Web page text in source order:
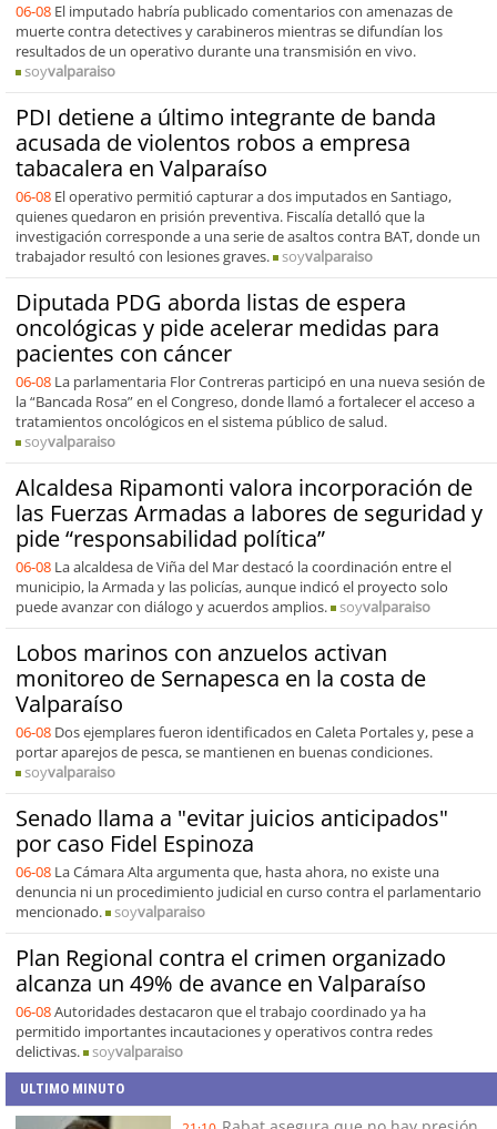
06-08 El imputado habría publicado comentarios con amenazas de
muerte contra detectives y carabineros mientras se difundían los
resultados de un operativo durante una transmisión en vivo.
soyvalparaiso
PDI detiene a último integrante de banda
acusada de violentos robos a empresa
tabacalera en Valparaíso
06-08 El operativo permitió capturar a dos imputados en Santiago,
quienes quedaron en prisión preventiva. Fiscalía detalló que la
investigación corresponde a una serie de asaltos contra BAT, donde un
trabajador resultó con lesiones graves.
soyvalparaiso
Diputada PDG aborda listas de espera
oncológicas y pide acelerar medidas para
pacientes con cáncer
06-08 La parlamentaria Flor Contreras participó en una nueva sesión de
la “Bancada Rosa” en el Congreso, donde llamó a fortalecer el acceso a
tratamientos oncológicos en el sistema público de salud.
soyvalparaiso
Alcaldesa Ripamonti valora incorporación de
las Fuerzas Armadas a labores de seguridad y
pide “responsabilidad política”
06-08 La alcaldesa de Viña del Mar destacó la coordinación entre el
municipio, la Armada y las policías, aunque indicó el proyecto solo
puede avanzar con diálogo y acuerdos amplios.
soyvalparaiso
Lobos marinos con anzuelos activan
monitoreo de Sernapesca en la costa de
Valparaíso
06-08 Dos ejemplares fueron identificados en Caleta Portales y, pese a
portar aparejos de pesca, se mantienen en buenas condiciones.
soyvalparaiso
Senado llama a "evitar juicios anticipados"
por caso Fidel Espinoza
06-08 La Cámara Alta argumenta que, hasta ahora, no existe una
denuncia ni un procedimiento judicial en curso contra el parlamentario
mencionado.
soyvalparaiso
Plan Regional contra el crimen organizado
alcanza un 49% de avance en Valparaíso
06-08Autoridades destacaron que el trabajo coordinado ya ha
permitido importantes incautaciones y operativos contra redes
delictivas.
soyvalparaiso
ULTIMO MINUTO